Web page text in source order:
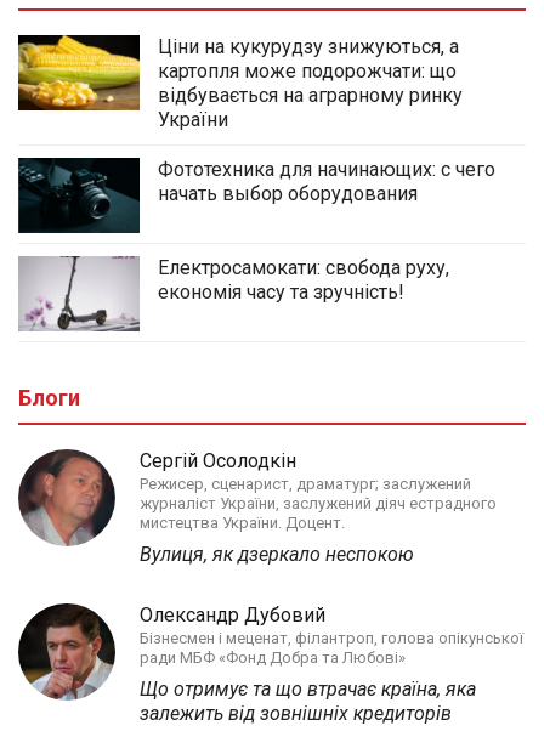
Ціни на кукурудзу знижуються, а
картопля може подорожчати: що
відбувається на аграрному ринку
України
Фототехника для начинающих: с чего
начать выбор оборудования
Електросамокати: свобода руху,
економія часу та зручність!
Блоги
Сергій Осолодкін
Режисер, сценарист, драматург; заслужений
журналіст України, заслужений діяч естрадного
мистецтва України. Доцент.
Вулиця, як дзеркало неспокою
Олександр Дубовий
Бізнесмен і меценат, філантроп, голова опікунської
ради МБФ «Фонд Добра та Любові»
Що отримує та що втрачає країна, яка
залежить від зовнішніх кредиторів